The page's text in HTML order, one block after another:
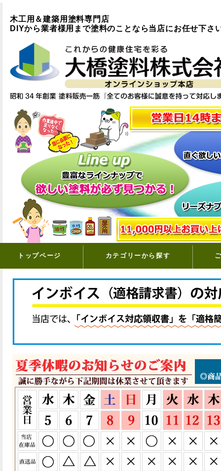
木工用＆建築用塗料専門店
DIYから業者様用まで塗料のことなら当店にお任せ下さ
トップページ カテゴリーから探す